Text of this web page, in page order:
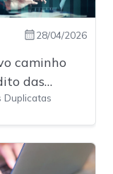
28/04/2026
caminho
das
Duplicatas